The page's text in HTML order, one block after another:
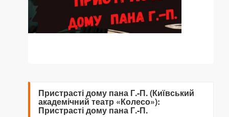
Пристрасті дому пана Г.-П. (Київський
академічний театр «Колесо»):
Пристрасті дому пана Г.-П.